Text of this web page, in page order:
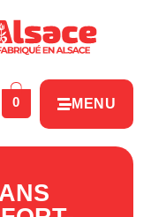
0 MENU